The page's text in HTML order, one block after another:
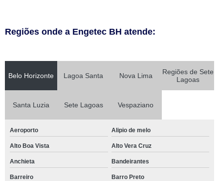
Regiões onde a Engetec BH atende:
Belo Horizonte Lagoa Santa Nova Lima
Regiões de Sete
Lagoas
Santa Luzia Sete Lagoas Vespaziano
Aeroporto Alipio de melo
Alto Boa Vista Alto Vera Cruz
Anchieta Bandeirantes
Barreiro Barro Preto